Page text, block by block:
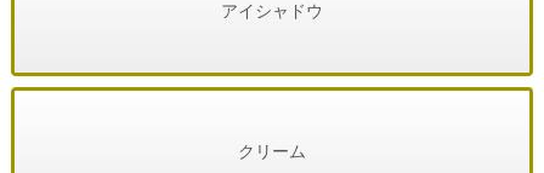
アイシャドウ
クリーム